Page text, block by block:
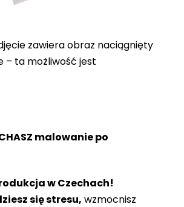
zawiera obraz naciągnięty
– ta możliwość jest
malowanie po
w Czechach!
się stresu, wzmocnisz